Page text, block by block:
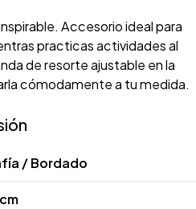
Accesorio ideal para
practicas actividades al
de resorte ajustable en la
cómodamente a tu medida.
/ Bordado